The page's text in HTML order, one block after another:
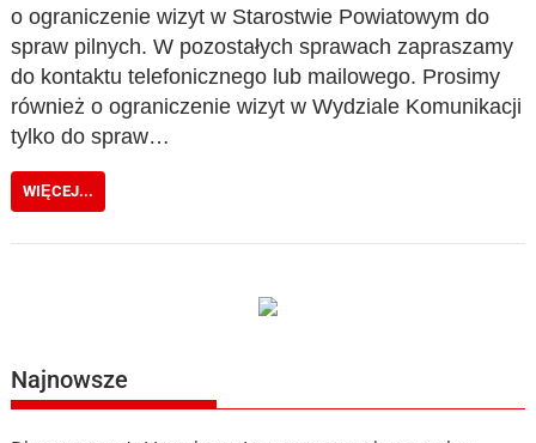
o ograniczenie wizyt w Starostwie Powiatowym do
spraw pilnych. W pozostałych sprawach zapraszamy
do kontaktu telefonicznego lub mailowego. Prosimy
również o ograniczenie wizyt w Wydziale Komunikacji
tylko do spraw…
WIĘCEJ...
Najnowsze